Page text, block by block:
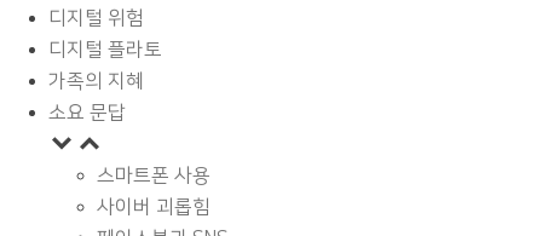
디지털 위험
디지털 플라토
가족의 지혜
소요 문답
스마트폰 사용
사이버 괴롭힘